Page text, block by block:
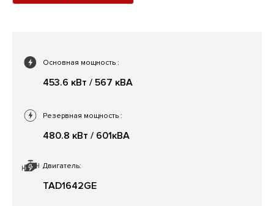
Основная мощность :
453.6 кВт / 567 кВА
Двигатель:
TAD1642GE
Резервная мощность :
480.8 кВт / 601кВА